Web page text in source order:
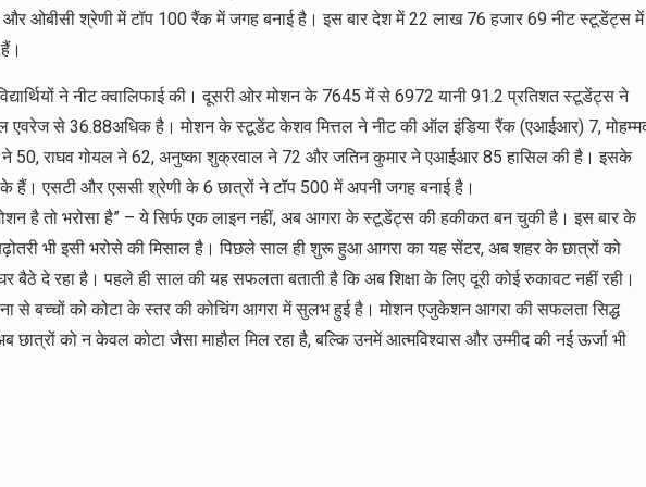
ओबीसी श्रेणी में टॉप 100 रैंक में जगह बनाई है। इस बार देश में 22 लाख 76 हजार 69 नीट स्टूडेंट्स में
ने नीट क्वालिफाई की। दूसरी ओर मोशन के 7645 में से 6972 यानी 91.2 प्रतिशत स्टूडेंट्स ने
एवरेज से 36.88अधिक है। मोशन के स्टूडेंट केशव मित्तल ने नीट की ऑल इंडिया रैंक (एआईआर) 7,
50, राघव गोयल ने 62, अनुष्का शुक्रवाल ने 72 और जतिन कुमार ने एआईआर 85 हासिल की है। इसके
के हैं। एसटी और एससी श्रेणी के 6 छात्रों ने टॉप 500 में अपनी जगह बनाई है।
है तो भरोसा है” – ये सिर्फ एक लाइन नहीं, अब आगरा के स्टूडेंट्स की हकीकत बन चुकी है। इस बार के
भी इसी भरोसे की मिसाल है। पिछले साल ही शुरू हुआ आगरा का यह सेंटर, अब शहर के छात्रों को
बैठे दे रहा है। पहले ही साल की यह सफलता बताती है कि अब शिक्षा के लिए दूरी कोई रुकावट नहीं रही।
से बच्चों को कोटा के स्तर की कोचिंग आगरा में सुलभ हुई है। मोशन एजुकेशन आगरा की सफलता सिद्ध
छात्रों को न केवल कोटा जैसा माहौल मिल रहा है, बल्कि उनमें आत्मविश्वास और उम्मीद की नई ऊर्जा भी